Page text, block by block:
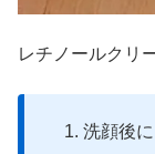
レチノールクリ
洗顔後